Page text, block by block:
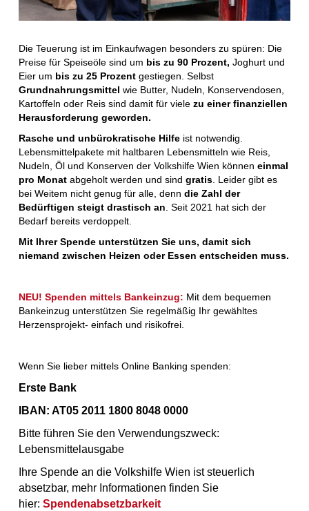
Die Teuerung ist im Einkaufwagen besonders zu spüren: Die
Preise für Speiseöle sind um bis zu 90 Prozent, Joghurt und
Eier um bis zu 25 Prozent gestiegen. Selbst
Grundnahrungsmittel wie Butter, Nudeln, Konservendosen,
Kartoffeln oder Reis sind damit für viele zu einer finanziellen
Herausforderung geworden.
Rasche und unbürokratische Hilfe ist notwendig.
Lebensmittelpakete mit haltbaren Lebensmitteln wie Reis,
Nudeln, Öl und Konserven der Volkshilfe Wien können einmal
pro Monat abgeholt werden und sind gratis. Leider gibt es
bei Weitem nicht genug für alle, denn die Zahl der
Bedürftigen steigt drastisch an. Seit 2021 hat sich der
Bedarf bereits verdoppelt.
Mit Ihrer Spende unterstützen Sie uns, damit sich
niemand zwischen Heizen oder Essen entscheiden muss.
NEU! Spenden mittels Bankeinzug: Mit dem bequemen
Bankeinzug unterstützen Sie regelmäßig Ihr gewähltes
Herzensprojekt- einfach und risikofrei.
Wenn Sie lieber mittels Online Banking spenden:
Erste Bank
IBAN: AT05 2011 1800 8048 0000
Bitte führen Sie den Verwendungszweck:
Lebensmittelausgabe
Ihre Spende an die Volkshilfe Wien ist steuerlich
absetzbar, mehr Informationen finden Sie
hier: Spendenabsetzbarkeit